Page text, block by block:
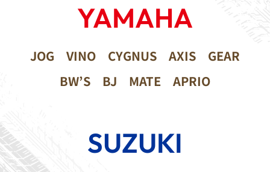
YAMAHA
JOG VINO CYGNUS AXIS
GEAR
BW’S
BJ MATE APRIO
SUZUKI